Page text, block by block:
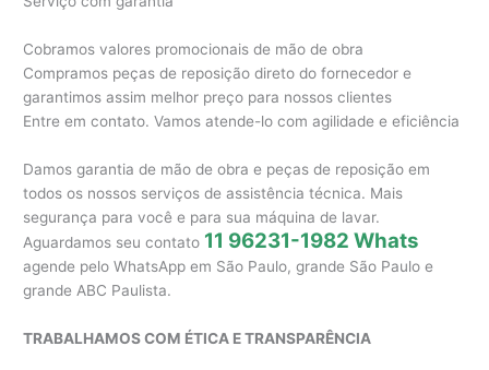
Cobramos valores promocionais de mão de obra
Compramos peças de reposição direto do fornecedor e
garantimos assim melhor preço para nossos clientes
Entre em contato. Vamos atende-lo com agilidade e eficiência
Damos garantia de mão de obra e peças de reposição em
todos os nossos serviços de assistência técnica. Mais
segurança para você e para sua máquina de lavar.
Aguardamos seu contato 11 96231-1982 Whats
agende pelo WhatsApp em São Paulo, grande São Paulo e
grande ABC Paulista.
TRABALHAMOS COM ÉTICA E TRANSPARÊNCIA